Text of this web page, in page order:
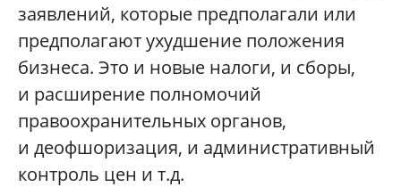
заявлений, которые предполагали или
предполагают ухудшение положения
бизнеса. Это и новые налоги, и сборы,
и расширение полномочий
правоохранительных органов,
и деофшоризация, и административный
контроль цен и т.д.